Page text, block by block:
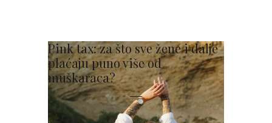
Pink tax: za što sve žene i dalje
plaćaju puno više od
muškaraca?